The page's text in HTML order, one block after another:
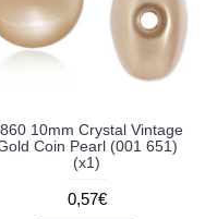
10mm Crystal Vintage
Coin Pearl (001 651)
(x1)
0,57€